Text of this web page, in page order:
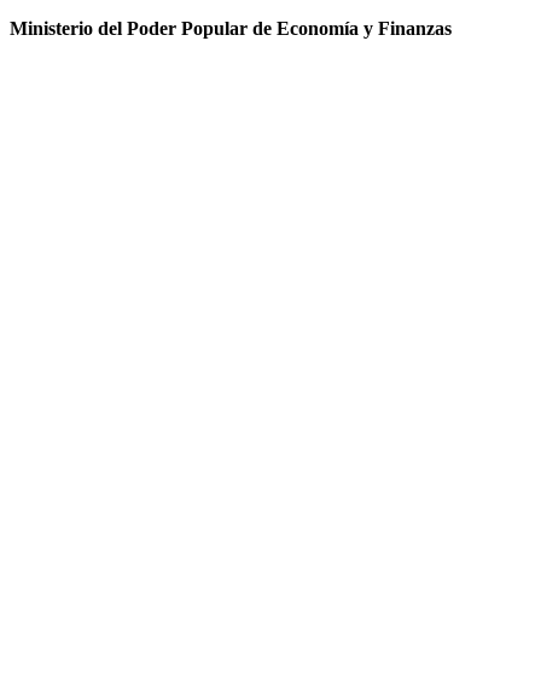
Ministerio del Poder Popular de Economía y Finanzas